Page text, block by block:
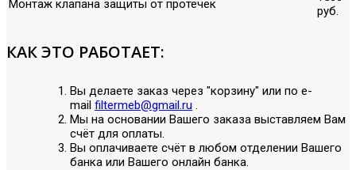
Монтаж клапана защиты от протечек
руб.
КАК ЭТО РАБОТАЕТ:
Вы делаете заказ через "корзину" или по е-
mail filtermeb@gmail.ru .
Мы на основании Вашего заказа выставляем Вам
счёт для оплаты.
Вы оплачиваете счёт в любом отделении Вашего
банка или Вашего онлайн банка.